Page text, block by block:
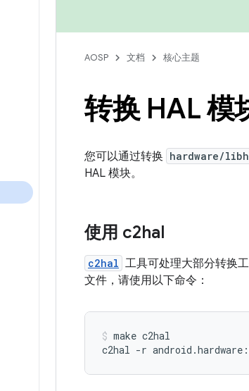
AOSP 文档 核心主题
转换 HAL 模
您可以通过转换 hardware/
HAL 模块。
使用 c2hal
c2hal 工具可处理大部分转换
文件，请使用以下命令：
make c2hal